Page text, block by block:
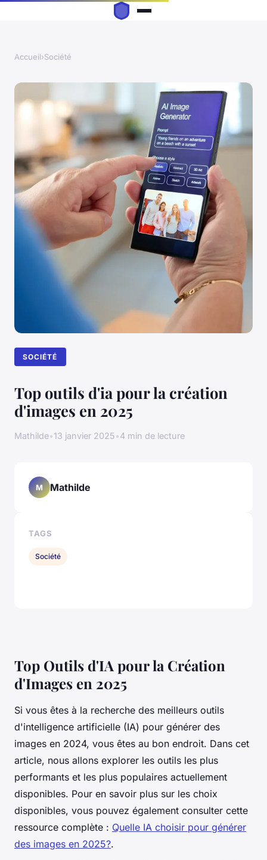
Accueil›Société
SOCIÉTÉ
Top outils d'ia pour la création
d'images en 2025
Mathilde•13 janvier 2025•4 min de lecture
Top Outils d'IA pour la Création
d'Images en 2025
Si vous êtes à la recherche des meilleurs outils
d'intelligence artificielle (IA) pour générer des
images en 2024, vous êtes au bon endroit. Dans cet
article, nous allons explorer les outils les plus
performants et les plus populaires actuellement
disponibles. Pour en savoir plus sur les choix
disponibles, vous pouvez également consulter cette
ressource complète : Quelle IA choisir pour générer
des images en 2025?.
M Mathilde
TAGS
Société